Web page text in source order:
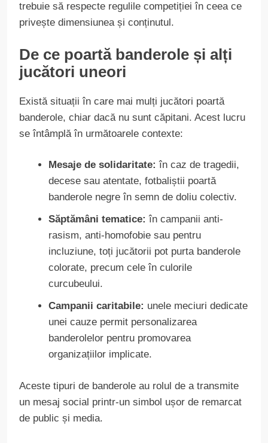
trebuie să respecte regulile competiției în ceea ce
privește dimensiunea și conținutul.
De ce poartă banderole și alți
jucători uneori
Există situații în care mai mulți jucători poartă
banderole, chiar dacă nu sunt căpitani. Acest lucru
se întâmplă în următoarele contexte:
Mesaje de solidaritate: în caz de tragedii,
decese sau atentate, fotbaliștii poartă
banderole negre în semn de doliu colectiv.
Săptămâni tematice: în campanii anti-
rasism, anti-homofobie sau pentru
incluziune, toți jucătorii pot purta banderole
colorate, precum cele în culorile
curcubeului.
Campanii caritabile: unele meciuri dedicate
unei cauze permit personalizarea
banderolelor pentru promovarea
organizațiilor implicate.
Aceste tipuri de banderole au rolul de a transmite
un mesaj social printr-un simbol ușor de remarcat
de public și media.